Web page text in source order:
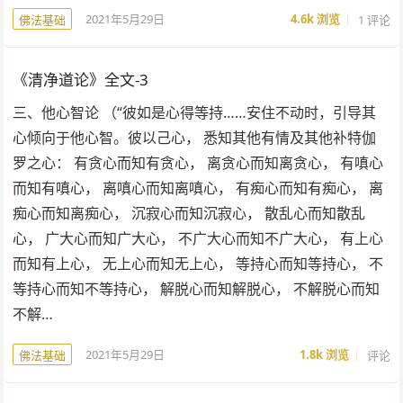
佛法基础 2021年5月29日 4.6k浏览 1 评论
《清净道论》全文-3
三、他心智论 （“彼如是心得等持……安住不动时，引导其
心倾向于他心智。彼以己心， 悉知其他有情及其他补特伽
罗之心： 有贪心而知有贪心， 离贪心而知离贪心， 有嗔心
而知有嗔心， 离嗔心而知离嗔心， 有痴心而知有痴心， 离
痴心而知离痴心， 沉寂心而知沉寂心， 散乱心而知散乱
心， 广大心而知广大心， 不广大心而知不广大心， 有上心
而知有上心， 无上心而知无上心， 等持心而知等持心， 不
等持心而知不等持心， 解脱心而知解脱心， 不解脱心而知
不解…
佛法基础 2021年5月29日 1.8k浏览 评论